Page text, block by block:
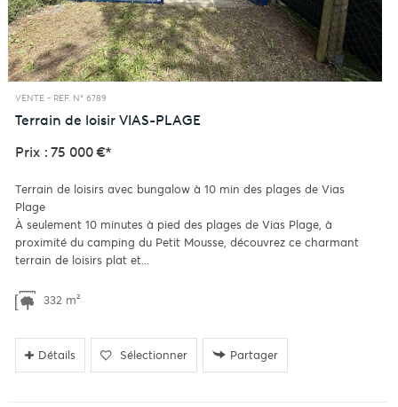
VENTE - REF. N° 6789
Terrain de loisir VIAS-PLAGE
Prix : 75 000 €*
Terrain de loisirs avec bungalow à 10 min des plages de Vias
Plage
À seulement 10 minutes à pied des plages de Vias Plage, à
proximité du camping du Petit Mousse, découvrez ce charmant
terrain de loisirs plat et...
332 m²
Détails Sélectionner Partager